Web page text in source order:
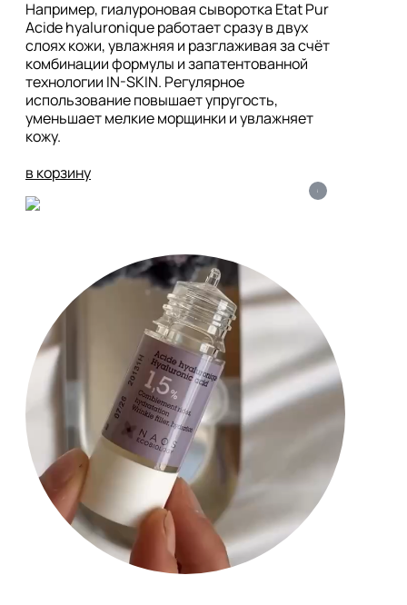
Например, гиалуроновая сыворотка Etat Pur
Acide hyaluronique работает сразу в двух
слоях кожи, увлажняя и разглаживая за счёт
комбинации формулы и запатентованной
технологии IN-SKIN. Регулярное
использование повышает упругость,
уменьшает мелкие морщинки и увлажняет
кожу.
в корзину
i